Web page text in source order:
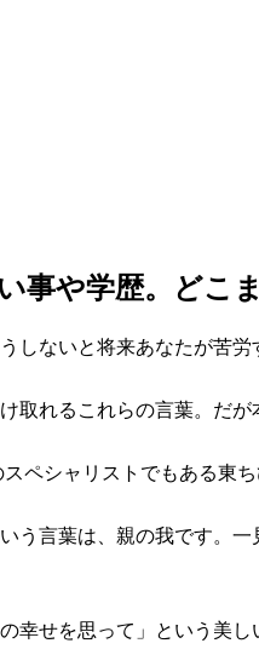
事や学歴。どこ
しないと将来あなたが苦
取れるこれらの言葉。だ
ペシャリストでもある東ち
う言葉は、親の我です。
幸せを思って」という美